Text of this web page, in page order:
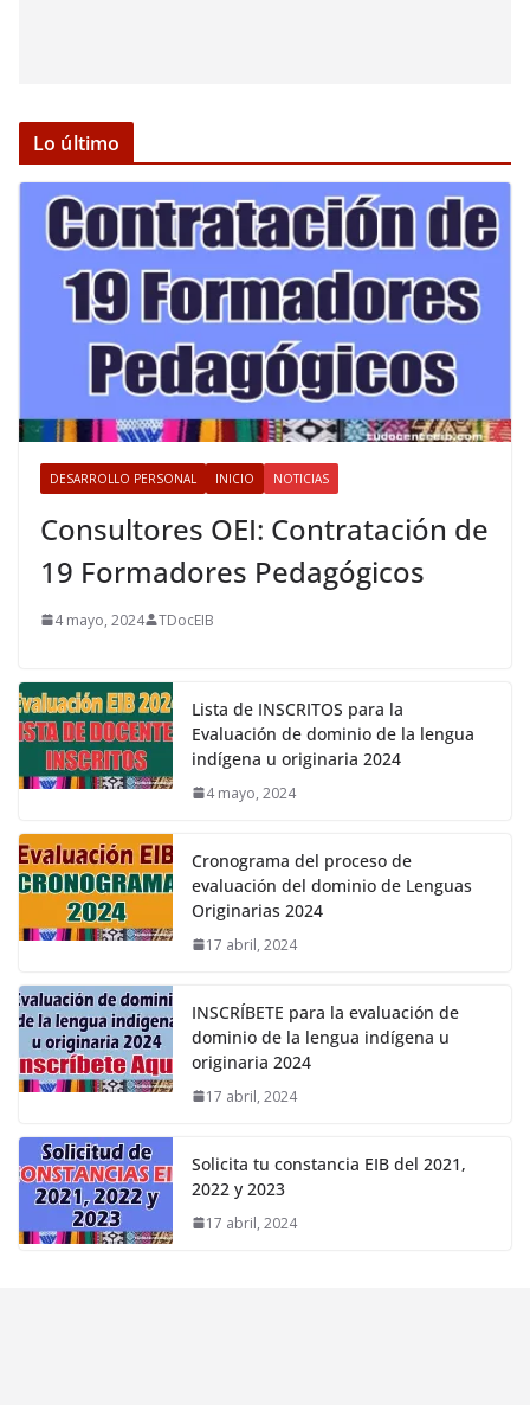
Lo último
DESARROLLO PERSONAL INICIO NOTICIAS
Consultores OEI: Contratación de
19 Formadores Pedagógicos
4 mayo, 2024 TDocEIB
Lista de INSCRITOS para la
Evaluación de dominio de la lengua
indígena u originaria 2024
4 mayo, 2024
Cronograma del proceso de
evaluación del dominio de Lenguas
Originarias 2024
17 abril, 2024
INSCRÍBETE para la evaluación de
dominio de la lengua indígena u
originaria 2024
17 abril, 2024
Solicita tu constancia EIB del 2021,
2022 y 2023
17 abril, 2024